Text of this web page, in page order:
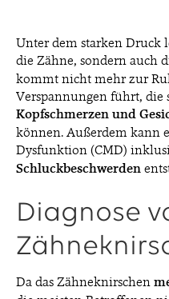
Unter dem starken Druck
die Zähne, sondern auch
kommt nicht mehr zur
Verspannungen führt, die
Kopfschmerzen und
können. Außerdem kann
Dysfunktion (CMD)
Schluckbeschwerden
Diagnose
Da das Zähneknirschen